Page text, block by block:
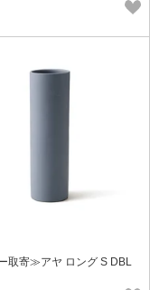
取寄≫アヤ ロング S DBL